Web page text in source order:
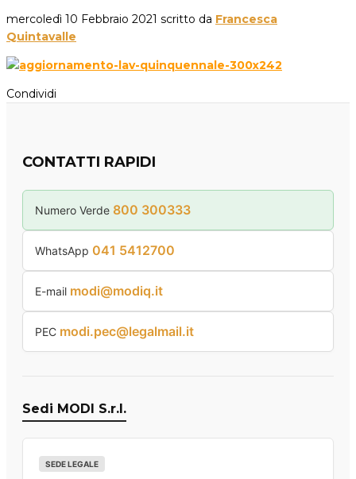
mercoledì 10 Febbraio 2021 scritto da Francesca
Quintavalle
Condividi
CONTATTI RAPIDI
Numero Verde 800 300333
WhatsApp 041 5412700
E-mail modi@modiq.it
PEC modi.pec@legalmail.it
Sedi MODI S.r.l.
SEDE LEGALE